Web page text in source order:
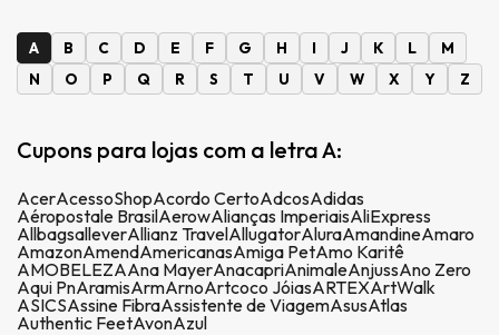
A B C D E F G H I J K L
M
N
O P Q R S T U V W X Y Z
Cupons para lojas com a letra A:
AcerAcessoShopAcordo CertoAdcosAdidas
Aéropostale BrasilAerowAlianças ImperiaisAliExpress
AllbagsalleverAllianz TravelAllugatorAluraAmandineAmaro
AmazonAmendAmericanasAmiga PetAmo Karitê
AMOBELEZAAna MayerAnacapriAnimaleAnjussAno Zero
Aqui PnAramisArmArnoArtcoco JóiasARTEXArtWalk
ASICSAssine FibraAssistente de ViagemAsusAtlas
Authentic FeetAvonAzul